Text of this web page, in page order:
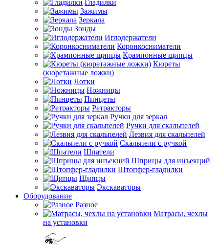
Гладилки
Зажимы
Зеркала
Зонды
Иглодержатели
Коронкосниматели
Крампонные щипцы
Кюреты
(кюретажные ложки)
Лотки
Ножницы
Пинцеты
Ретракторы
Ручки для зеркал
Ручки для скальпелей
Лезвия для скальпелей
Скальпели с ручкой
Шпатели
Шприцы для инъекций
Штопфер-гладилки
Щипцы
Экскаваторы
Оборудование
Разное
Матрасы, чехлы
на установки